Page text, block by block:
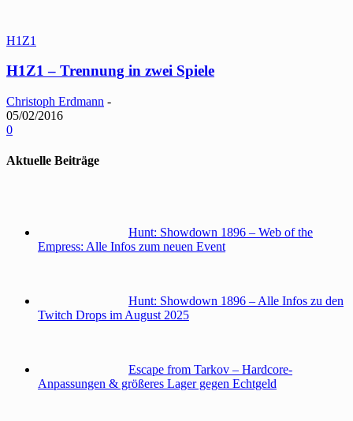
H1Z1
H1Z1 – Trennung in zwei Spiele
Christoph Erdmann -
05/02/2016
0
Aktuelle Beiträge
Hunt: Showdown 1896 – Web of the
Empress: Alle Infos zum neuen Event
Hunt: Showdown 1896 – Alle Infos zu den
Twitch Drops im August 2025
Escape from Tarkov – Hardcore-
Anpassungen & größeres Lager gegen Echtgeld